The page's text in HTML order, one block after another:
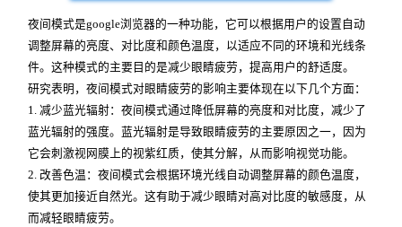
夜间模式是google浏览器的一种功能，它可以根据用户的设置自动
调整屏幕的亮度、对比度和颜色温度，以适应不同的环境和光线条
件。这种模式的主要目的是减少眼睛疲劳，提高用户的舒适度。
研究表明，夜间模式对眼睛疲劳的影响主要体现在以下几个方面：
1. 减少蓝光辐射：夜间模式通过降低屏幕的亮度和对比度，减少了
蓝光辐射的强度。蓝光辐射是导致眼睛疲劳的主要原因之一，因为
它会刺激视网膜上的视紫红质，使其分解，从而影响视觉功能。
2. 改善色温：夜间模式会根据环境光线自动调整屏幕的颜色温度，
使其更加接近自然光。这有助于减少眼睛对高对比度的敏感度，从
而减轻眼睛疲劳。